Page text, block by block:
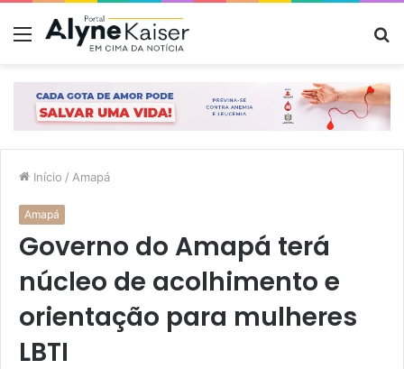
Menu
Início / Amapá
Amapá
Governo do Amapá terá
núcleo de acolhimento e
orientação para mulheres
LBTI